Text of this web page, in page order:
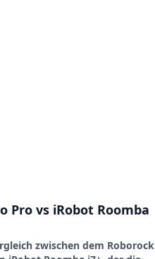
Pro vs iRobot Roomba
zwischen dem Roborock